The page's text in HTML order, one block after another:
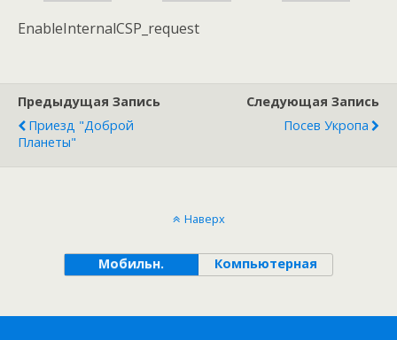
EnableInternalCSP_request
Предыдущая Запись
Приезд "Доброй
Планеты"
Следующая Запись
Посев Укропа
Наверх
Мобильн. Компьютерная